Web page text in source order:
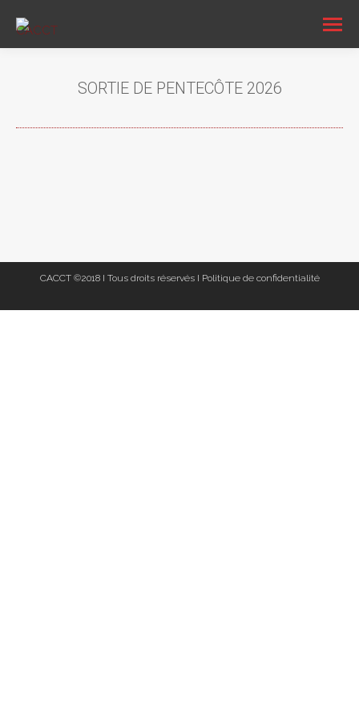
SORTIE DE PENTECÔTE 2026
CACCT ©2018 I Tous droits réservés I Politique de confidentialité